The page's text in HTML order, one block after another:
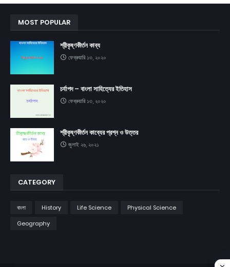
MOST POPULAR
শ্রীকৃষ্ণকীর্তন কাব্য
ফেব্রুয়ারি ১৩, ২০২০
চর্যাপদ – বাংলা সাহিত্যের ইতিহাস
ফেব্রুয়ারি ১৩, ২০২০
শ্রীকৃষ্ণকীর্তন কাব্যের প্রশ্ন ও উত্তর
জুলাই ২৬, ২০২১
CATEGORY
বাংলা History Life Science
Physical Science
Geography